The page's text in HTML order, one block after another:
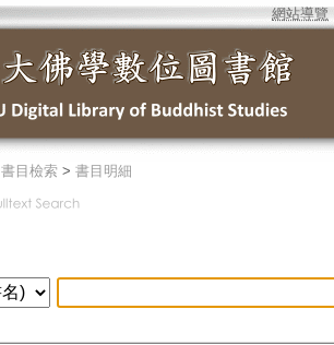
網站導覽
書目檢索 > 書目明細